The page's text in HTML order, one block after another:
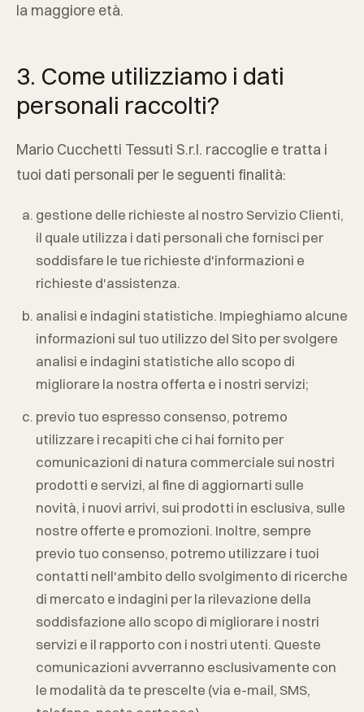
la maggiore età.
3. Come utilizziamo i dati
personali raccolti?
Mario Cucchetti Tessuti S.r.l. raccoglie e tratta i
tuoi dati personali per le seguenti finalità:
gestione delle richieste al nostro Servizio Clienti,
il quale utilizza i dati personali che fornisci per
soddisfare le tue richieste d'informazioni e
richieste d'assistenza.
analisi e indagini statistiche. Impieghiamo alcune
informazioni sul tuo utilizzo del Sito per svolgere
analisi e indagini statistiche allo scopo di
migliorare la nostra offerta e i nostri servizi;
previo tuo espresso consenso, potremo
utilizzare i recapiti che ci hai fornito per
comunicazioni di natura commerciale sui nostri
prodotti e servizi, al fine di aggiornarti sulle
novità, i nuovi arrivi, sui prodotti in esclusiva, sulle
nostre offerte e promozioni. Inoltre, sempre
previo tuo consenso, potremo utilizzare i tuoi
contatti nell'ambito dello svolgimento di ricerche
di mercato e indagini per la rilevazione della
soddisfazione allo scopo di migliorare i nostri
servizi e il rapporto con i nostri utenti. Queste
comunicazioni avverranno esclusivamente con
le modalità da te prescelte (via e-mail, SMS,